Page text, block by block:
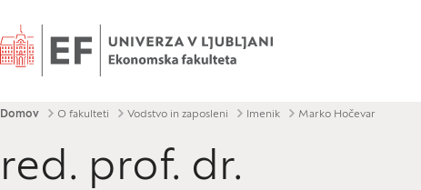
Domov
Drobtinice
Domov O fakulteti Vodstvo in zaposleni Imenik Marko Hočevar
red. prof. dr.